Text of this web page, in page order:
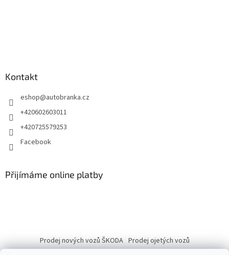
Kontakt
eshop@autobranka.cz
+420602603011
+420725579253
Facebook
Přijímáme online platby
Prodej nových vozů ŠKODA Prodej ojetých vozů